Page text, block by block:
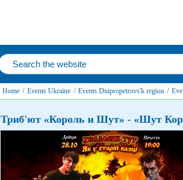
Home / Events Ukraine / Events Dnipropetrovs'k region /
Триб'ют «Король и Шут» - «Шут